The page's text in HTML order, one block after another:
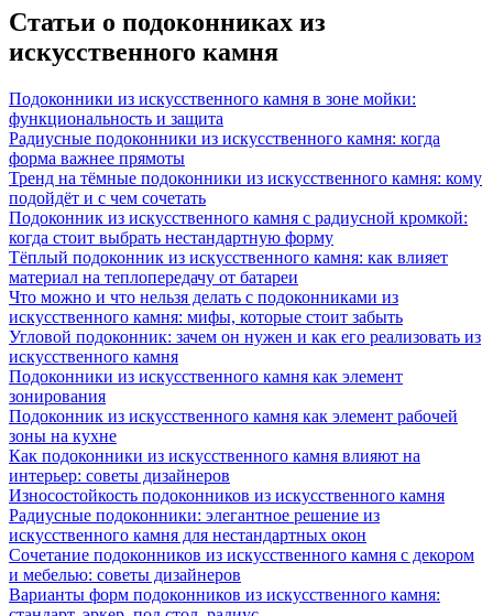
Статьи о подоконниках из
искусственного камня
Подоконники из искусственного камня в зоне мойки:
функциональность и защита
Радиусные подоконники из искусственного камня: когда
форма важнее прямоты
Тренд на тёмные подоконники из искусственного камня: кому
подойдёт и с чем сочетать
Подоконник из искусственного камня с радиусной кромкой:
когда стоит выбрать нестандартную форму
Тёплый подоконник из искусственного камня: как влияет
материал на теплопередачу от батареи
Что можно и что нельзя делать с подоконниками из
искусственного камня: мифы, которые стоит забыть
Угловой подоконник: зачем он нужен и как его реализовать из
искусственного камня
Подоконники из искусственного камня как элемент
зонирования
Подоконник из искусственного камня как элемент рабочей
зоны на кухне
Как подоконники из искусственного камня влияют на
интерьер: советы дизайнеров
Износостойкость подоконников из искусственного камня
Радиусные подоконники: элегантное решение из
искусственного камня для нестандартных окон
Сочетание подоконников из искусственного камня с декором
и мебелью: советы дизайнеров
Варианты форм подоконников из искусственного камня: